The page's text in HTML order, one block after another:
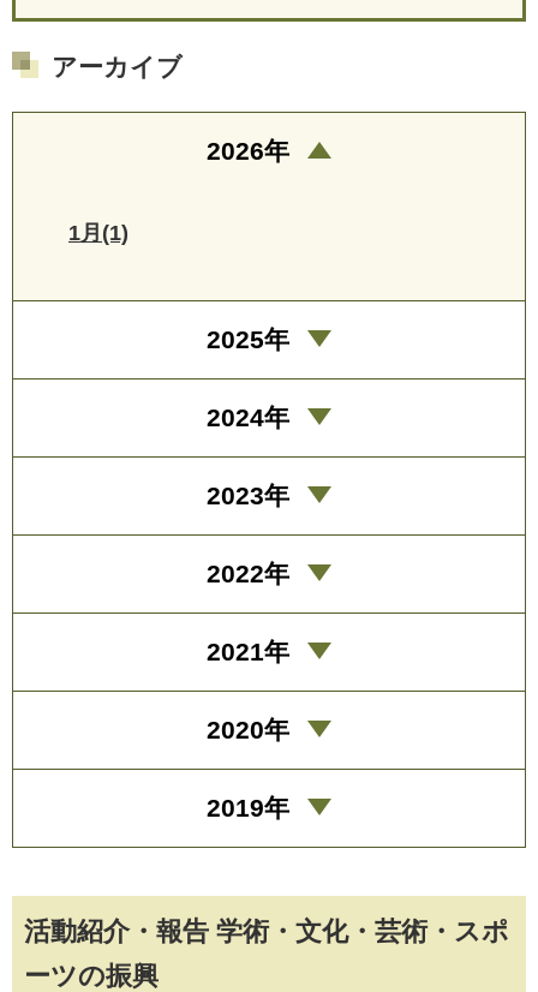
活動紹介・報告 学術・文化・芸術・スポ
ーツの振興
アーカイブ
2026年
1月(1)
2025年
2024年
2023年
2022年
2021年
2020年
2019年